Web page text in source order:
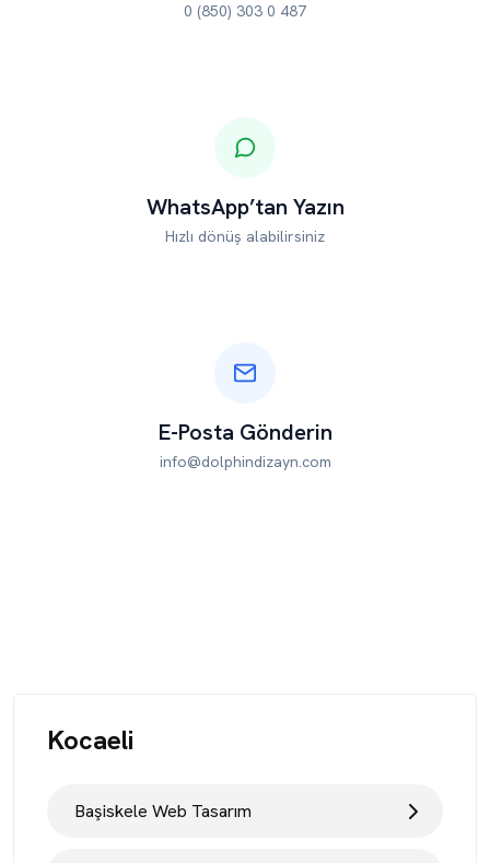
0 (850) 303 0 487
WhatsApp’tan Yazın
Hızlı dönüş alabilirsiniz
E-Posta Gönderin
info@dolphindizayn.com
Kocaeli
Başiskele Web Tasarım